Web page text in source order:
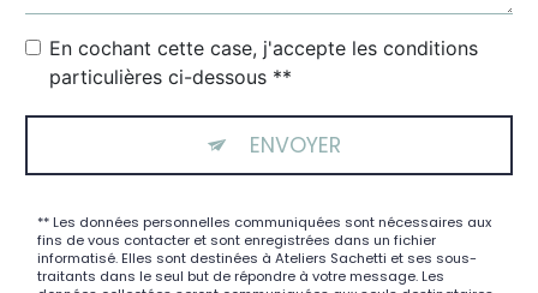
En cochant cette case, j'accepte les conditions
particulières ci-dessous **
ENVOYER
** Les données personnelles communiquées sont nécessaires aux
fins de vous contacter et sont enregistrées dans un fichier
informatisé. Elles sont destinées à Ateliers Sachetti et ses sous-
traitants dans le seul but de répondre à votre message. Les